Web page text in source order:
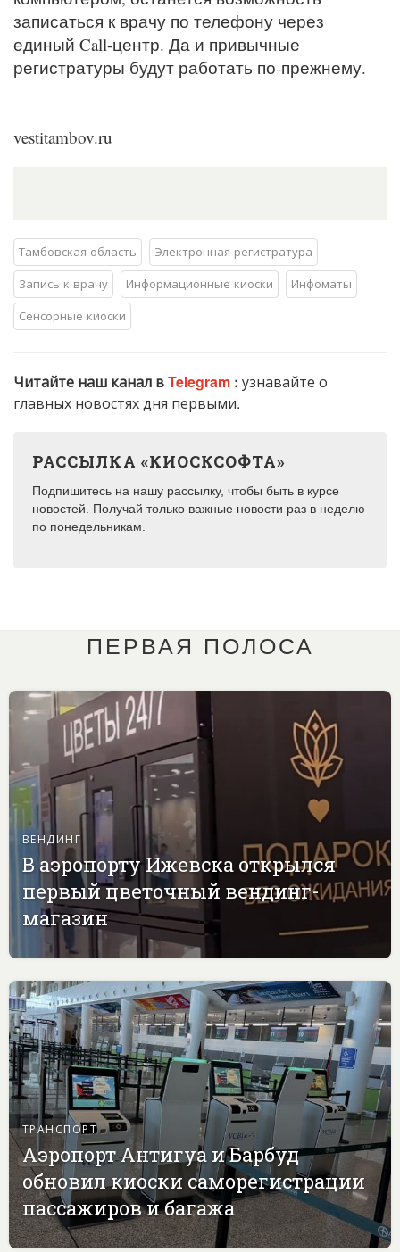
записаться к врачу по телефону через
единый Call-центр. Да и привычные
регистратуры будут работать по-прежнему.
vestitambov.ru
Тамбовская область
Электронная регистратура
Запись к врачу
Информационные киоски
Инфоматы
Сенсорные киоски
Читайте наш канал вTelegram : узнавайте о
главных новостях дня первыми.
РАССЫЛКА «КИОСКСОФТА»
Подпишитесь на нашу рассылку, чтобы быть в курсе
новостей. Получай только важные новости раз в неделю
по понедельникам.
ПЕРВАЯ ПОЛОСА
ВЕНДИНГ
В аэропорту Ижевска открылся
первый цветочный вендинг-
магазин
ТРАНСПОРТ
Аэропорт Антигуа и Барбуд
обновил киоски саморегистрации
пассажиров и багажа